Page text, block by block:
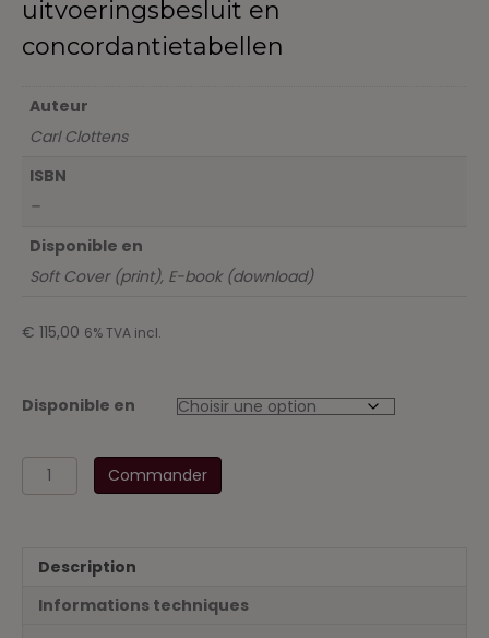
uitvoeringsbesluit en
concordantietabellen
Auteur
Carl Clottens
ISBN
–
Disponible en
Soft Cover (print), E-book (download)
€ 115,00 6% TVA incl.
Disponible en
quantité
de
Verenigingen
2019
Commander
Description
Informations techniques